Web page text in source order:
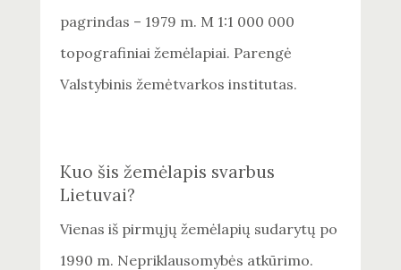
pagrindas – 1979 m. M 1:1 000 000
topografiniai žemėlapiai. Parengė
Valstybinis žemėtvarkos institutas.
Kuo šis žemėlapis svarbus
Lietuvai?
Vienas iš pirmųjų žemėlapių sudarytų po
1990 m. Nepriklausomybės atkūrimo.